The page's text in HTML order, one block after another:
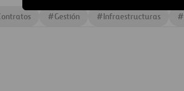
#Gestión #Infraestructuras #